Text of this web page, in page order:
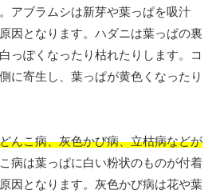
アブラムシは新芽や葉っぱを吸汁
因となります。ハダニは葉っぱの裏
っぽくなったり枯れたりします。コ
に寄生し、葉っぱが黄色くなったり
んこ病、灰色かび病、立枯病などが
病は葉っぱに白い粉状のものが付着
因となります。灰色かび病は花や葉